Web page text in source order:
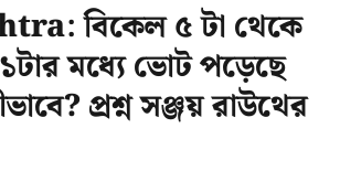
বিকেল ৫ টা থেকে
মধ্যে ভোট পড়েছে
প্রশ্ন সঞ্জয় রাউথের